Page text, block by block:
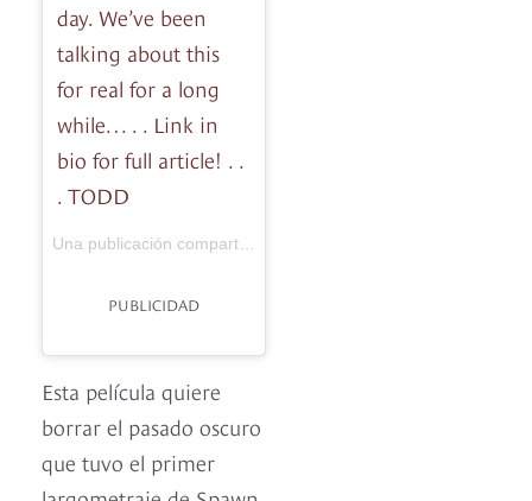
day. We’ve been
talking about this
for real for a long
while… . . Link in
bio for full article! . .
. TODD
Una publicación compartida de
PUBLICIDAD
Esta película quiere
borrar el pasado oscuro
que tuvo el primer